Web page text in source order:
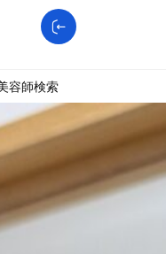
容師検索